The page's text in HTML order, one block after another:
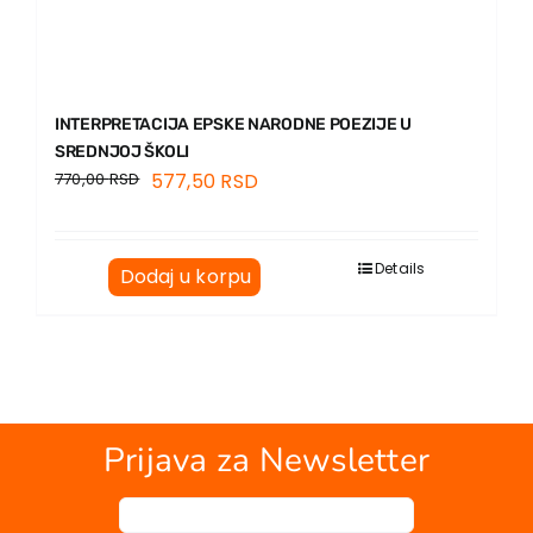
INTERPRETACIJA EPSKE NARODNE POEZIJE U
SREDNJOJ ŠKOLI
770,00RSD 577,50 RSD
Dodaj u korpu Details
Prijava za Newsletter